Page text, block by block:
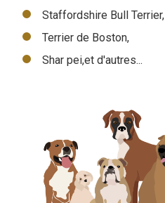
Staffordshire Bull Terrier,
Terrier de Boston,
Shar pei,et d'autres...